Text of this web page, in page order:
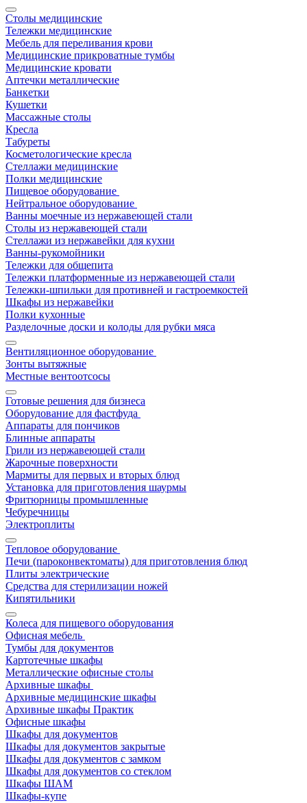
Столы медицинские
Тележки медицинские
Мебель для переливания крови
Медицинские прикроватные тумбы
Медицинские кровати
Аптечки металлические
Банкетки
Кушетки
Массажные столы
Кресла
Табуреты
Косметологические кресла
Стеллажи медицинские
Полки медицинские
Пищевое оборудование
Нейтральное оборудование
Ванны моечные из нержавеющей стали
Столы из нержавеющей стали
Стеллажи из нержавейки для кухни
Ванны-рукомойники
Тележки для общепита
Тележки платформенные из нержавеющей стали
Тележки-шпильки для противней и гастроемкостей
Шкафы из нержавейки
Полки кухонные
Разделочные доски и колоды для рубки мяса
Вентиляционное оборудование
Зонты вытяжные
Местные вентоотсосы
Готовые решения для бизнеса
Оборудование для фастфуда
Аппараты для пончиков
Блинные аппараты
Грили из нержавеющей стали
Жарочные поверхности
Мармиты для первых и вторых блюд
Установка для приготовления шаурмы
Фритюрницы промышленные
Чебуречницы
Электроплиты
Тепловое оборудование
Печи (пароконвектоматы) для приготовления блюд
Плиты электрические
Средства для стерилизации ножей
Кипятильники
Колеса для пищевого оборудования
Офисная мебель
Тумбы для документов
Картотечные шкафы
Металлические офисные столы
Архивные шкафы
Архивные медицинские шкафы
Архивные шкафы Практик
Офисные шкафы
Шкафы для документов
Шкафы для документов закрытые
Шкафы для документов с замком
Шкафы для документов со стеклом
Шкафы ШАМ
Шкафы-купе